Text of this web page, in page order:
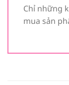
Chỉ những
mua sản